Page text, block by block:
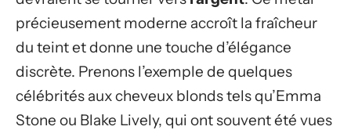
précieusement moderne accroît la fraîcheur
du teint et donne une touche d’élégance
discrète. Prenons l’exemple de quelques
célébrités aux cheveux blonds tels qu’Emma
Stone ou Blake Lively, qui ont souvent été vues